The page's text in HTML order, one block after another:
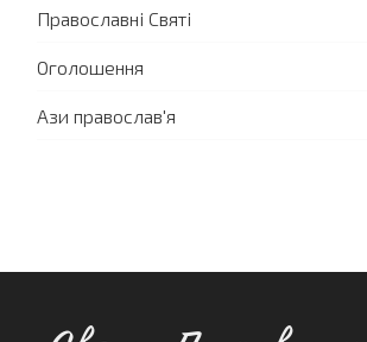
Православні Святі
Оголошення
Ази православ'я